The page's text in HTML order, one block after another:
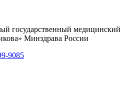
государственный медицинский
Минздрава России
9085